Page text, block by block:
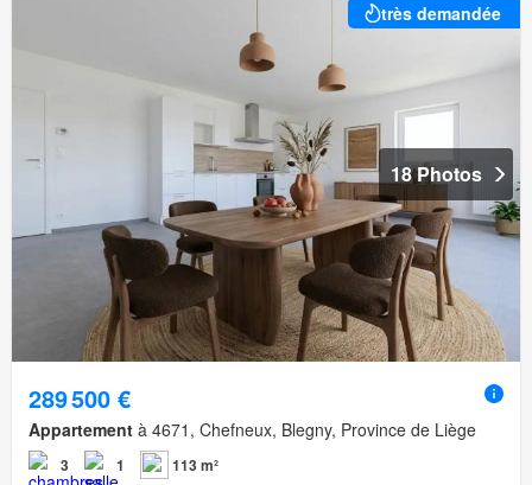
très demandée
18 Photos
289 500 €
Appartement à 4671, Chefneux, Blegny, Province de Liège
3 1
113 m²